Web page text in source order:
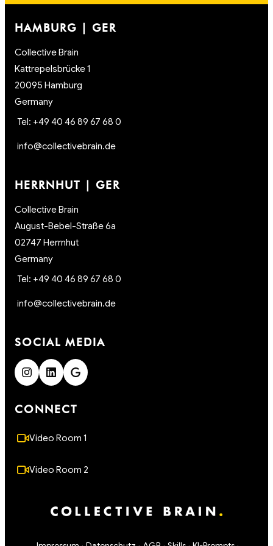
HAMBURG | GER
Collective Brain
Kattrepelsbrücke 1
20095 Hamburg
Germany
Tel: +49 40 46 89 67 68 0
info@collectivebrain.de
HERRNHUT | GER
Collective Brain
August-Bebel-Straße 6a
02747 Herrnhut
Germany
Tel: +49 40 46 89 67 68 0
info@collectivebrain.de
SOCIAL MEDIA
CONNECT
Video Room 1
Video Room 2